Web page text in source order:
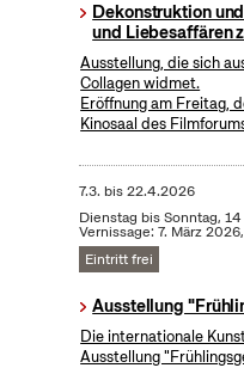
Dekonstruktion
und Liebesaffären
Ausstellung, die sich
Collagen widmet.
Eröffnung am Freitag,
Kinosaal des
7.3. bis22.4.2026
Dienstag bis Sonntag,
Vernissage: 7. März
Eintritt frei
Ausstellung
Die internationale
Ausstellung